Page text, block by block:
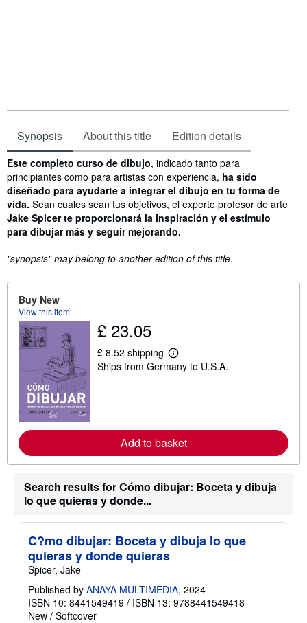
Synopsis About this title Edition details
Synopsis
Este completo curso de dibujo, indicado tanto para
principiantes como para artistas con experiencia, ha sido
diseñado para ayudarte a integrar el dibujo en tu forma de
vida. Sean cuales sean tus objetivos, el experto profesor de arte
Jake Spicer te proporcionará la inspiración y el estímulo
para dibujar más y seguir mejorando.
"synopsis" may belong to another edition of this title.
Buy New
View this item
£ 23.05
£ 8.52 shipping
L
e
r
e
a
t
i
p
r
a
t
Ships from Germany to U.S.A.
Add to basket
Search results for Cómo dibujar: Boceta y dibuja
lo que quieras y donde...
C?mo dibujar: Boceta y dibuja lo que
quieras y donde quieras
Spicer, Jake
Published by ANAYA MULTIMEDIA, 2024
ISBN 10: 8441549419 / ISBN 13: 9788441549418
New / Softcover